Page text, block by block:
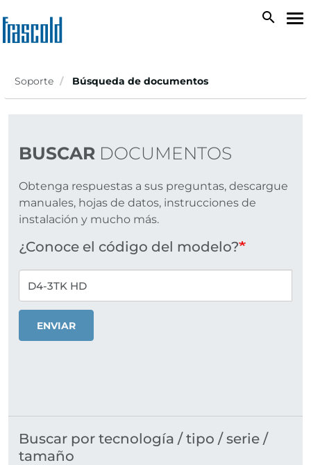
to
main
search
Soporte Búsqueda de documentos
BUSCAR DOCUMENTOS
Obtenga respuestas a sus preguntas, descargue
manuales, hojas de datos, instrucciones de
instalación y mucho más.
¿Conoce el código del modelo?
ENVIAR
Buscar por tecnología / tipo / serie /
tamaño